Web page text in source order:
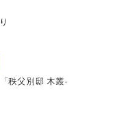
秩父別邸 木叢-